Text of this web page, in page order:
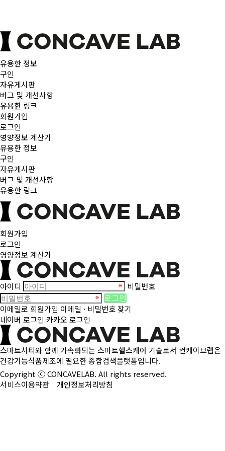
유용한 정보
구인
자유게시판
버그 및 개선사항
유용한 링크
회원가입
로그인
영양정보 계산기
유용한 정보
구인
자유게시판
버그 및 개선사항
유용한 링크
회원가입
로그인
영양정보 계산기
아이디 비밀번호
로그인
이메일로 회원가입 이메일 · 비밀번호 찾기
네이버 로그인 카카오 로그인
스마트시티와 함께 가속화되는 스마트헬스케어 기술로서 컨케이브랩은
건강기능식품제조에 필요한 종합검색플랫폼입니다.
Copyright ⓒ CONCAVELAB. All rights reserved.
서비스이용약관 ｜ 개인정보처리방침